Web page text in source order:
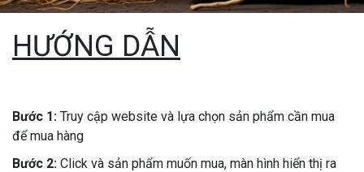
HƯỚNG DẪN
Bước 1: Truy cập website và lựa chọn sản phẩm cần mua
để mua hàng
Bước 2: Click và sản phẩm muốn mua, màn hình hiển thị ra